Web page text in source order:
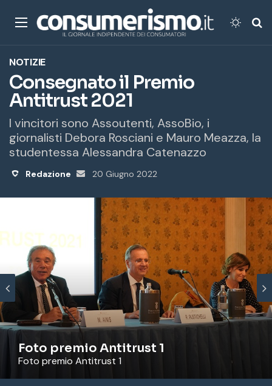
Menu
NOTIZIE
Consegnato il Premio
Antitrust 2021
I vincitori sono Assoutenti, AssoBio, i
giornalisti Debora Rosciani e Mauro Meazza, la
studentessa Alessandra Catenazzo
Redazione
Invia
20 Giugno 2022
Foto premio Antitrust 1
Foto premio Antitrust 1